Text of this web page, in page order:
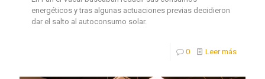
energéticos y tras algunas actuaciones previas decidieron
dar el salto al autoconsumo solar.
0 Leer más